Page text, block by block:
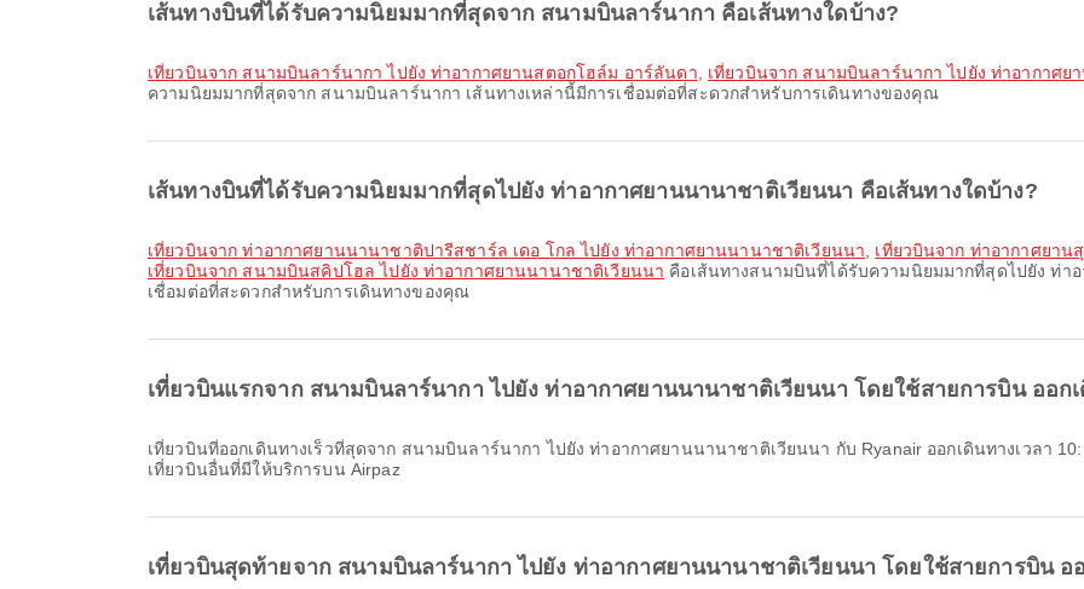
เส้นทางบินที่ได้รับความนิยมมากที่สุดจาก สนามบินลาร์นากา คือเส้นทางใดบ้าง?
เที่ยวบินจาก สนามบินลาร์นากา ไปยัง ท่าอากาศยานสตอกโฮล์ม อาร์ลันดา
เที่ยวบินจาก สนามบินลาร์นากา ไปยัง ท่าอากาศย
ความนิยมมากที่สุดจาก สนามบินลาร์นากา เส้นทางเหล่านี้มีการเชื่อมต่อที่สะดวกสำหรับการเดินทางของคุณ
เส้นทางบินที่ได้รับความนิยมมากที่สุดไปยัง ท่าอากาศยานนานาชาติเวียนนา คือเส้นทางใดบ้าง?
เที่ยวบินจาก ท่าอากาศยานนานาชาติปารีสชาร์ล เดอ โกล ไปยัง ท่าอากาศยานนานาชาติเวียนนา
เที่ยวบินจาก ท่าอากาศยา
เที่ยวบินจาก สนามบินสคิปโฮล ไปยัง ท่าอากาศยานนานาชาติเวียนนา คือเส้นทางสนามบินที่ได้รับความนิยมมากที่สุดไปยัง ท่า
เชื่อมต่อที่สะดวกสำหรับการเดินทางของคุณ
เที่ยวบินแรกจาก สนามบินลาร์นากา ไปยัง ท่าอากาศยานนานาชาติเวียนนา โดยใช้สายการบิน ออก
เที่ยวบินที่ออกเดินทางเร็วที่สุดจาก สนามบินลาร์นากา ไปยัง ท่าอากาศยานนานาชาติเวียนนา กับ Ryanair ออกเดินทางเวลา 10:10 คุณสามารถดูตารางบินนี้และเปรียบเทียบตัวเลือก
เที่ยวบินอื่นที่มีให้บริการบน Airpaz
เที่ยวบินสุดท้ายจาก สนามบินลาร์นากา ไปยัง ท่าอากาศยานนานาชาติเวียนนา โดยใช้สายการบิน อ